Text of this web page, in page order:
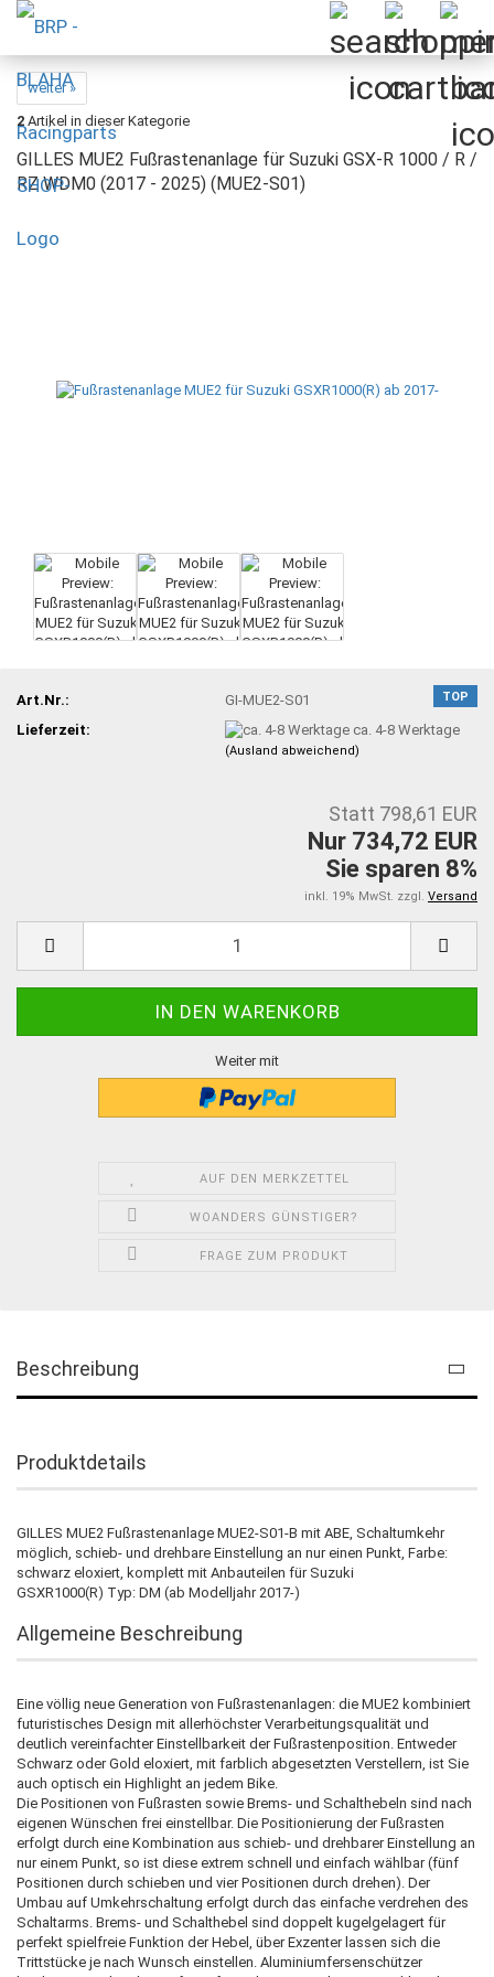
weiter »
2 Artikel in dieser Kategorie
GILLES MUE2 Fußrastenanlage für Suzuki GSX-R 1000 / R /
RZ WDM0 (2017 - 2025) (MUE2-S01)
TOP
Art.Nr.:
GI-MUE2-S01
Lieferzeit:
ca. 4-8 Werktage
(Ausland abweichend)
Statt 798,61 EUR
Nur 734,72 EUR
Sie sparen 8%
inkl. 19% MwSt. zzgl. Versand
Weiter mit
AUF DEN MERKZETTEL
WOANDERS GÜNSTIGER?
FRAGE ZUM PRODUKT
Beschreibung
Produktdetails
GILLES MUE2 Fußrastenanlage MUE2-S01-B mit ABE, Schaltumkehr
möglich, schieb- und drehbare Einstellung an nur einen Punkt, Farbe:
schwarz eloxiert, komplett mit Anbauteilen für Suzuki
GSXR1000(R) Typ: DM (ab Modelljahr 2017-)
Allgemeine Beschreibung
Eine völlig neue Generation von Fußrastenanlagen: die MUE2 kombiniert
futuristisches Design mit allerhöchster Verarbeitungsqualität und
deutlich vereinfachter Einstellbarkeit der Fußrastenposition. Entweder
Schwarz oder Gold eloxiert, mit farblich abgesetzten Verstellern, ist Sie
auch optisch ein Highlight an jedem Bike.
Die Positionen von Fußrasten sowie Brems- und Schalthebeln sind nach
eigenen Wünschen frei einstellbar. Die Positionierung der Fußrasten
erfolgt durch eine Kombination aus schieb- und drehbarer Einstellung an
nur einem Punkt, so ist diese extrem schnell und einfach wählbar (fünf
Positionen durch schieben und vier Positionen durch drehen). Der
Umbau auf Umkehrschaltung erfolgt durch das einfache verdrehen des
Schaltarms. Brems- und Schalthebel sind doppelt kugelgelagert für
perfekt spielfreie Funktion der Hebel, über Exzenter lassen sich die
Trittstücke je nach Wunsch einstellen. Aluminiumfersenschützer